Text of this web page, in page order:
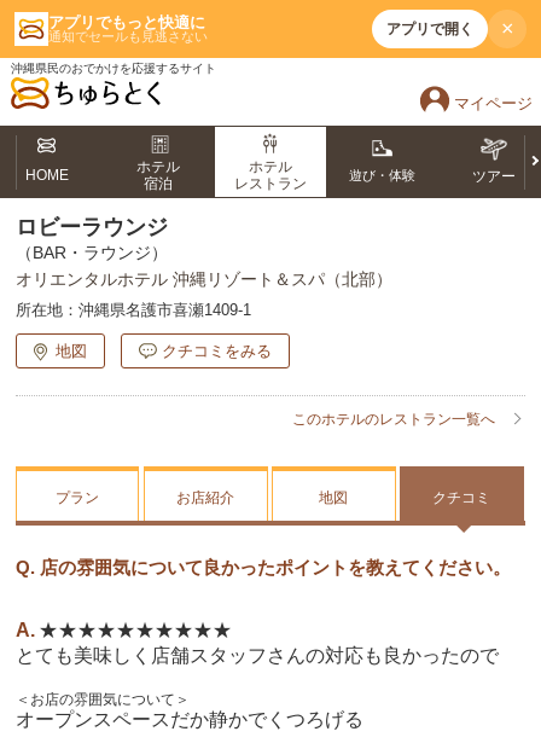
アプリでもっと快適に
通知でセールも見逃さない アプリで開く ×
沖縄県民のおでかけを応援するサイト
マイページ
HOME
ホテル
宿泊
ホテル
レストラン
遊び・体験 ツアー
ロビーラウンジ
（BAR・ラウンジ）
オリエンタルホテル 沖縄リゾート＆スパ（北部）
所在地： 沖縄県名護市喜瀬1409-1
地図 クチコミをみる
このホテルのレストラン一覧へ
プラン お店紹介 地図 クチコミ
Q. 店の雰囲気について良かったポイントを教えてください。
★★★★★★★★★★
とても美味しく店舗スタッフさんの対応も良かったので
＜お店の雰囲気について＞
オープンスペースだか静かでくつろげる